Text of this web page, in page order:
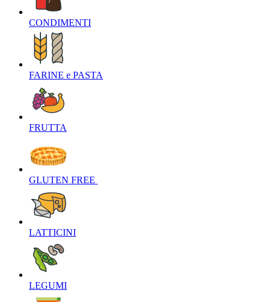
CONDIMENTI‎
FARINE e PASTA‎
FRUTTA‎
GLUTEN FREE ‎
LATTICINI‎
LEGUMI‎